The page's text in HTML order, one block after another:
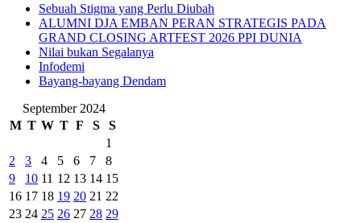
Sebuah Stigma yang Perlu Diubah
ALUMNI DJA EMBAN PERAN STRATEGIS PADA
GRAND CLOSING ARTFEST 2026 PPI DUNIA
Nilai bukan Segalanya
Infodemi
Bayang-bayang Dendam
September 2024
M T W T F S
S
1
2
3 4 5 6 7
8
9
10 11 12 13 14 15
16 17 18 19 20 21 22
23 24 25 26 27 28 29